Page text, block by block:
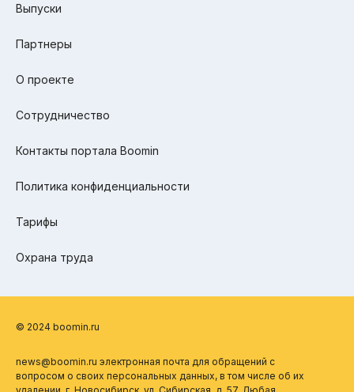
Выпуски
Партнеры
О проекте
Сотрудничество
Контакты портала Boomin
Политика конфиденциальности
Тарифы
Охрана труда
© 2024 boomin.ru
news@boomin.ru электронная почта для обращений с
вопросом о своих персональных данных, в том числе об их